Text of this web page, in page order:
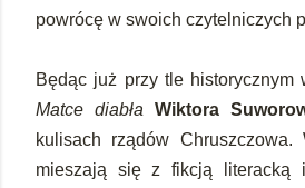
powrócę w swoich czytelniczych
Będąc już przy tle historycznym
Matce diabła
Wiktora
kulisach rządów Chruszczowa.
mieszają się z fikcją literacką i